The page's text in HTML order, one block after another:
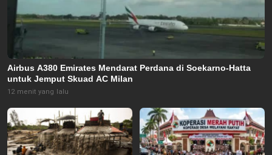
Airbus A380 Emirates Mendarat Perdana di Soekarno-Hatta
untuk Jemput Skuad AC Milan
12 menit yang lalu